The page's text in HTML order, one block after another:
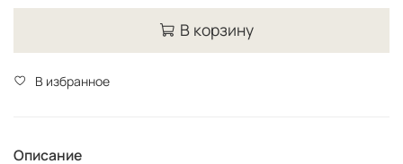
В корзину
В избранное
Описание